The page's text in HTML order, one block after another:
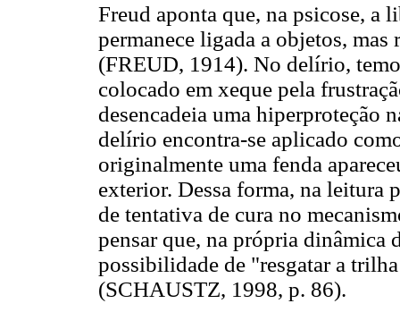
Freud aponta que, na psicose, a
permanece ligada a objetos, mas
(FREUD, 1914). No delírio,
colocado em xeque pela
desencadeia uma hiperproteção
delírio encontra-se aplicado
originalmente uma fenda
exterior. Dessa forma, na leitura
de tentativa de cura no
pensar que, na própria dinâmica
possibilidade de "resgatar a
(SCHAUSTZ, 1998, p. 86).